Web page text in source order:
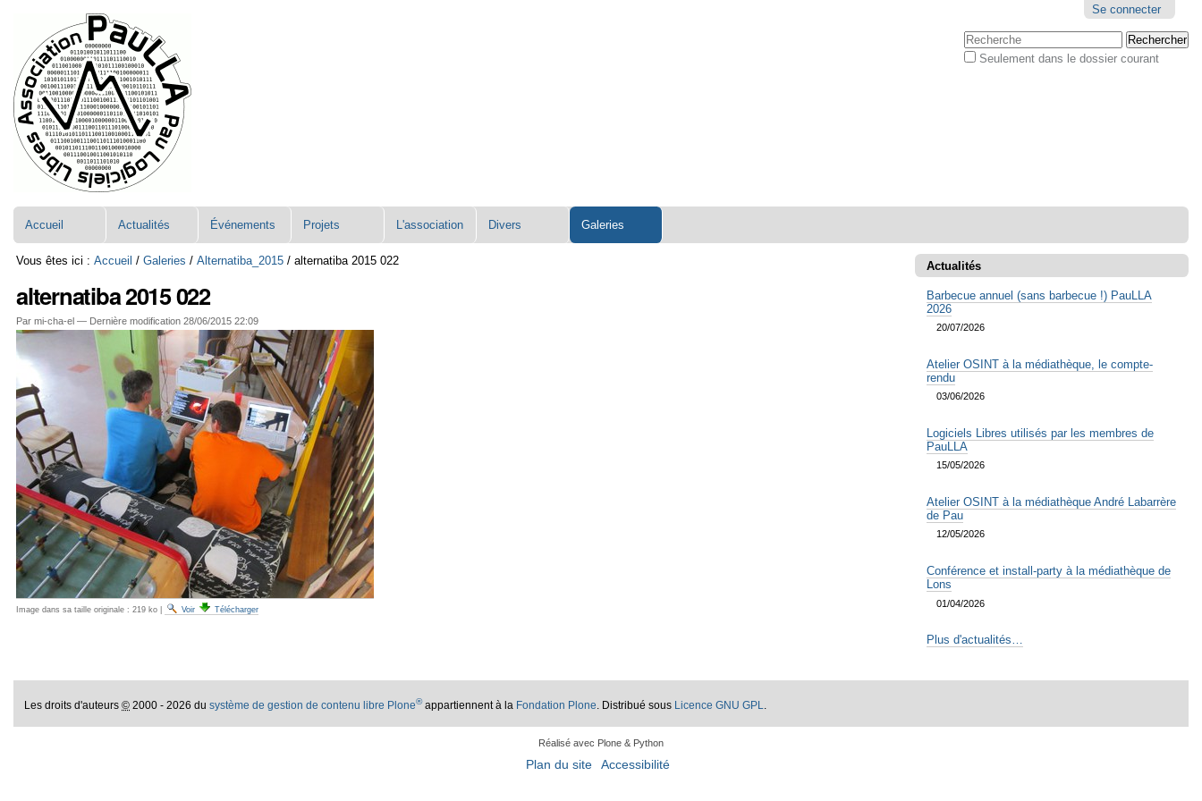
contenu.
Aller
à
la
navigation
personnels
Se connecter
Chercher par
Seulement dans le dossier courant
Accueil Actualités Événements Projets L'association Divers Galeries
Vous êtes ici : Accueil /Galeries /Alternatiba_2015 /alternatiba 2015 022
alternatiba 2015 022
Par mi-cha-el — Dernière modification 28/06/2015 22:09
Image dans sa taille originale : 219 ko Voir Télécharger
Actualités
Barbecue annuel (sans barbecue !) PauLLA
2026
20/07/2026
Atelier OSINT à la médiathèque, le compte-
rendu
03/06/2026
Logiciels Libres utilisés par les membres de
PauLLA
15/05/2026
Atelier OSINT à la médiathèque André Labarrère
de Pau
12/05/2026
Conférence et install-party à la médiathèque de
Lons
01/04/2026
Plus d'actualités…
Les droits d'auteurs© 2000 - 2026 dusystème de gestion de contenu libre Plone®appartiennent à la Fondation Plone . Distribué sous Licence GNU GPL
Réalisé avec Plone & Python
Plan du site Accessibilité